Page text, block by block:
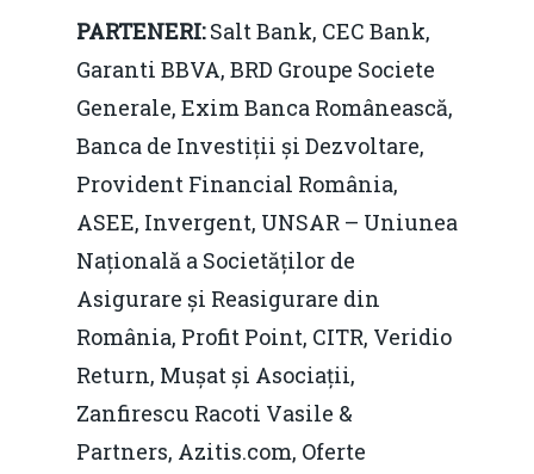
PARTENERI:Salt Bank, CEC Bank,
Garanti BBVA, BRD Groupe Societe
Generale, Exim Banca Românească,
Banca de Investiții și Dezvoltare,
Provident Financial România,
ASEE, Invergent, UNSAR – Uniunea
Națională a Societăților de
Asigurare și Reasigurare din
România, Profit Point, CITR, Veridio
Return, Mușat și Asociații,
Zanfirescu Racoti Vasile &
Partners, Azitis.com, Oferte